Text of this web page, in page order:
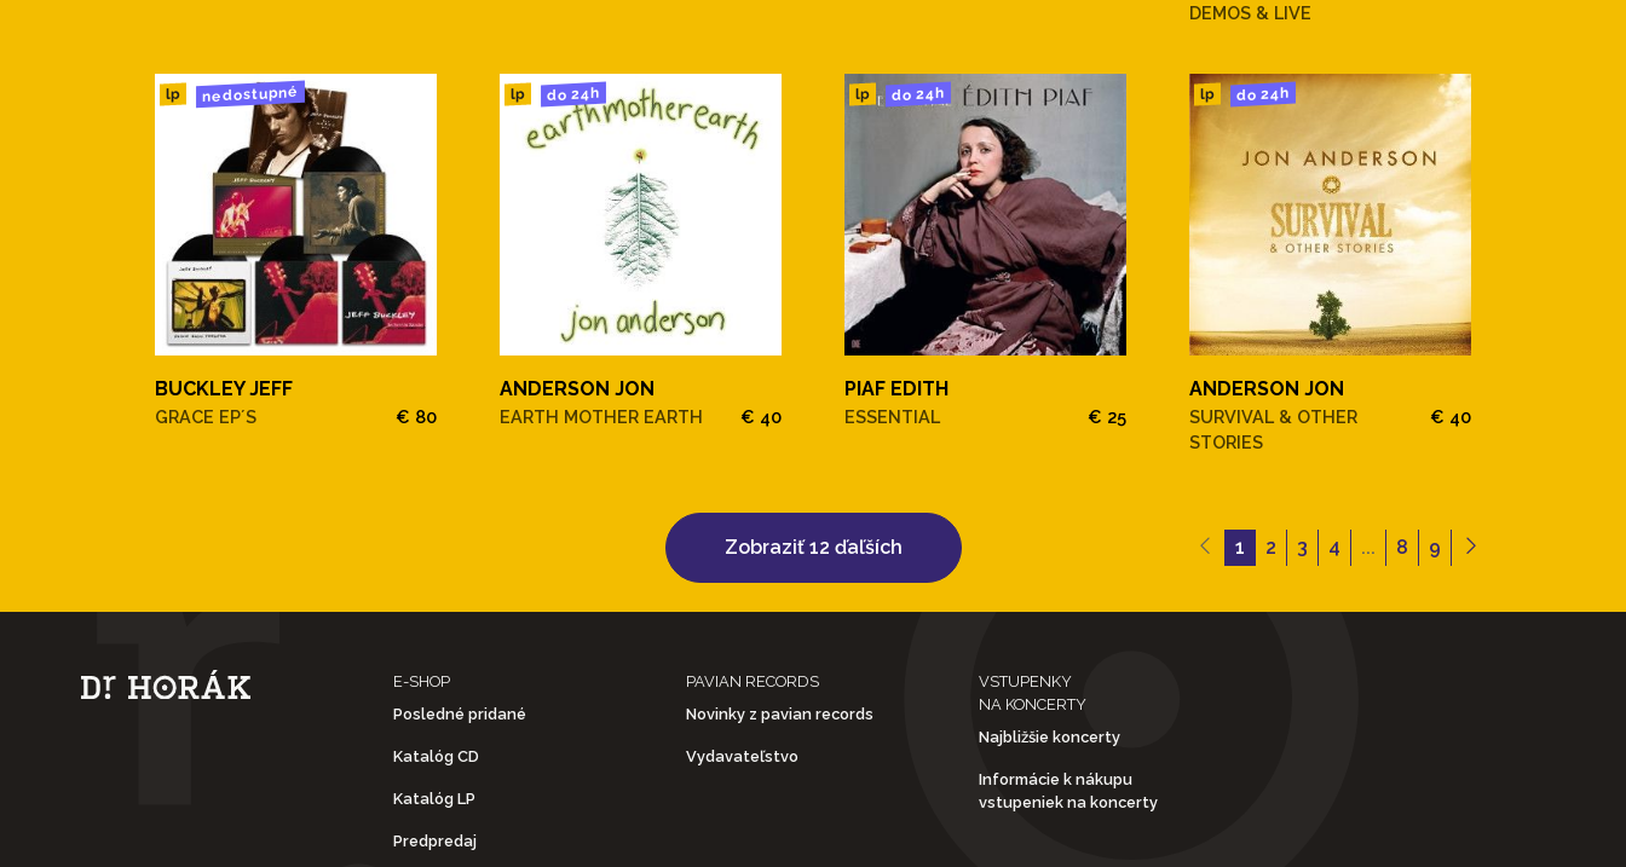
DEMOS & LIVE
lp nedostupné
BUCKLEY JEFF
GRACE EP´S € 80
lp do 24h
ANDERSON JON
EARTH MOTHER EARTH € 40
lp do 24h
PIAF EDITH
ESSENTIAL € 25
lp do 24h
ANDERSON JON
SURVIVAL & OTHER
STORIES
€ 40
Zobraziť 12 ďaľších 1 2 3 4 ... 8 9
E-SHOP
Posledné pridané
Katalóg CD
Katalóg LP
Predpredaj
PAVIAN RECORDS
Novinky z pavian records
Vydavateľstvo
VSTUPENKY
NA KONCERTY
Najbližšie koncerty
Informácie k nákupu
vstupeniek na koncerty